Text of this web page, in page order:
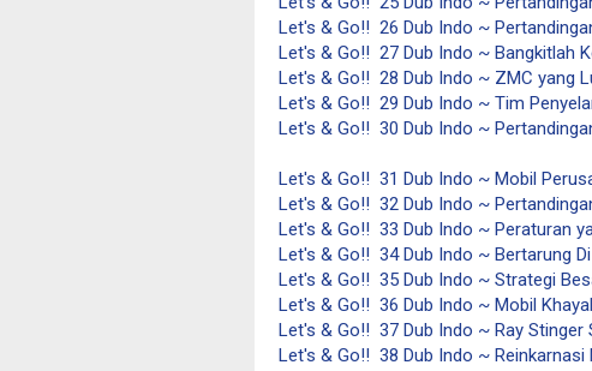
Let's & Go!! 26 Dub Indo ~
Let's & Go!! 27 Dub Indo ~ Bangkitlah
Let's & Go!! 28 Dub Indo ~ ZMC yang
Let's & Go!! 29 Dub Indo ~ Tim
Let's & Go!! 30 Dub Indo ~
Let's & Go!! 31 Dub Indo ~ Mobil
Let's & Go!! 32 Dub Indo ~
Let's & Go!! 33 Dub Indo ~ Peraturan
Let's & Go!! 34 Dub Indo ~ Bertarung
Let's & Go!! 35 Dub Indo ~ Strategi
Let's & Go!! 36 Dub Indo ~ Mobil
Let's & Go!! 37 Dub Indo ~ Ray Stinger
Let's & Go!! 38 Dub Indo ~ Reinkarnasi